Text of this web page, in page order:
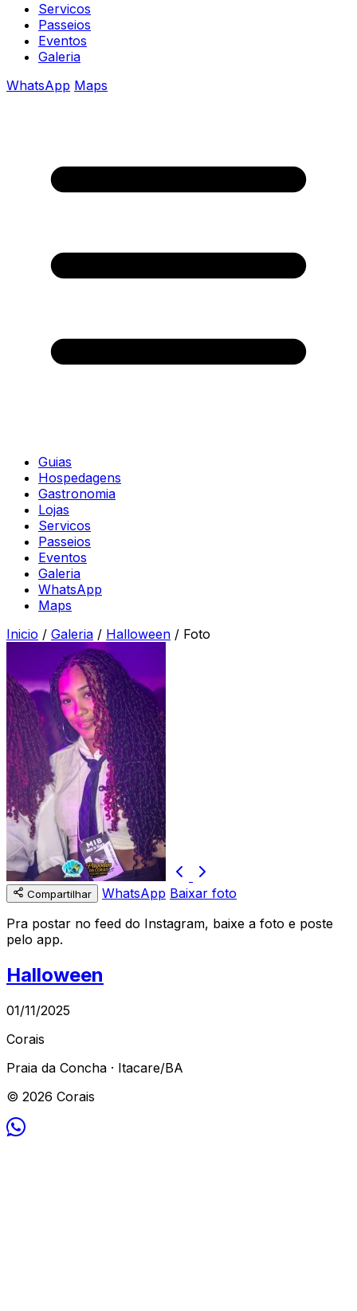
Servicos
Passeios
Eventos
Galeria
WhatsApp Maps
Guias
Hospedagens
Gastronomia
Lojas
Servicos
Passeios
Eventos
Galeria
WhatsApp
Maps
Inicio / Galeria / Halloween / Foto
Compartilhar WhatsApp Baixar foto
Pra postar no feed do Instagram, baixe a foto e poste
pelo app.
Halloween
01/11/2025
Corais
Praia da Concha · Itacare/BA
© 2026 Corais